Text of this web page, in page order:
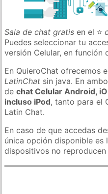
Sala de chat gratis en el ⭐
Puedes seleccionar tu
versión Celular, en función
En QuieroChat ofrecemos
LatinChat sin java. En
dechat Celular Android,
incluso iPod, tanto para el
Latin Chat.
En caso de que accedas
única opción disponible es
dispositivos no reproducen